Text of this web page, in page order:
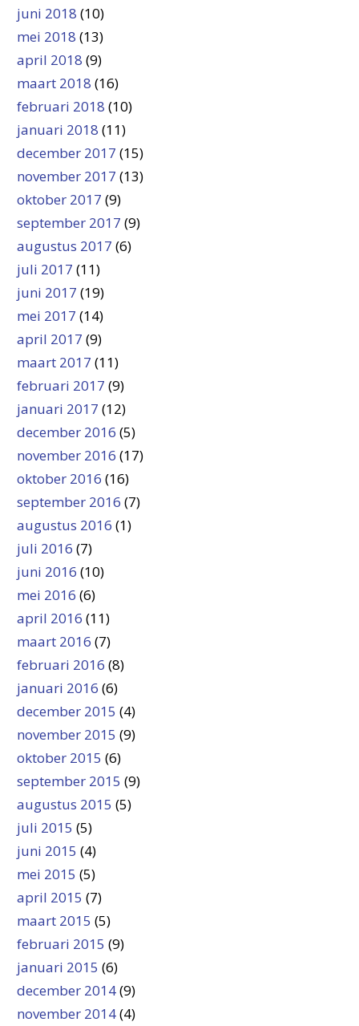
juni 2018 (10)
mei 2018 (13)
april 2018 (9)
maart 2018 (16)
februari 2018 (10)
januari 2018 (11)
december 2017 (15)
november 2017 (13)
oktober 2017 (9)
september 2017 (9)
augustus 2017 (6)
juli 2017 (11)
juni 2017 (19)
mei 2017 (14)
april 2017 (9)
maart 2017 (11)
februari 2017 (9)
januari 2017 (12)
december 2016 (5)
november 2016 (17)
oktober 2016 (16)
september 2016 (7)
augustus 2016 (1)
juli 2016 (7)
juni 2016 (10)
mei 2016 (6)
april 2016 (11)
maart 2016 (7)
februari 2016 (8)
januari 2016 (6)
december 2015 (4)
november 2015 (9)
oktober 2015 (6)
september 2015 (9)
augustus 2015 (5)
juli 2015 (5)
juni 2015 (4)
mei 2015 (5)
april 2015 (7)
maart 2015 (5)
februari 2015 (9)
januari 2015 (6)
december 2014(9)
november 2014(4)